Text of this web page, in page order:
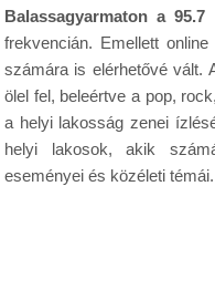
Balassagyarmaton a 95.7
frekvencián. Emellett
számára is elérhetővé vált.
ölel fel, beleértve a pop,
a helyi lakosság zenei
helyi lakosok, akik
eseményei és közéleti témái.